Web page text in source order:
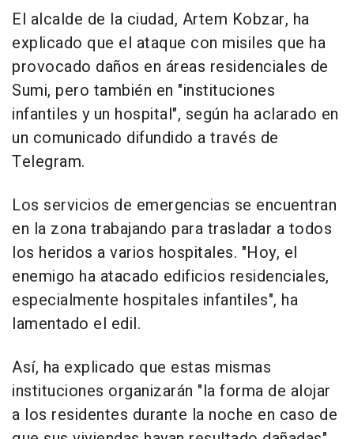
El alcalde de la ciudad, Artem Kobzar, ha
explicado que el ataque con misiles que ha
provocado daños en áreas residenciales de
Sumi, pero también en "instituciones
infantiles y un hospital", según ha aclarado en
un comunicado difundido a través de
Telegram.
Los servicios de emergencias se encuentran
en la zona trabajando para trasladar a todos
los heridos a varios hospitales. "Hoy, el
enemigo ha atacado edificios residenciales,
especialmente hospitales infantiles", ha
lamentado el edil.
Así, ha explicado que estas mismas
instituciones organizarán "la forma de alojar
a los residentes durante la noche en caso de